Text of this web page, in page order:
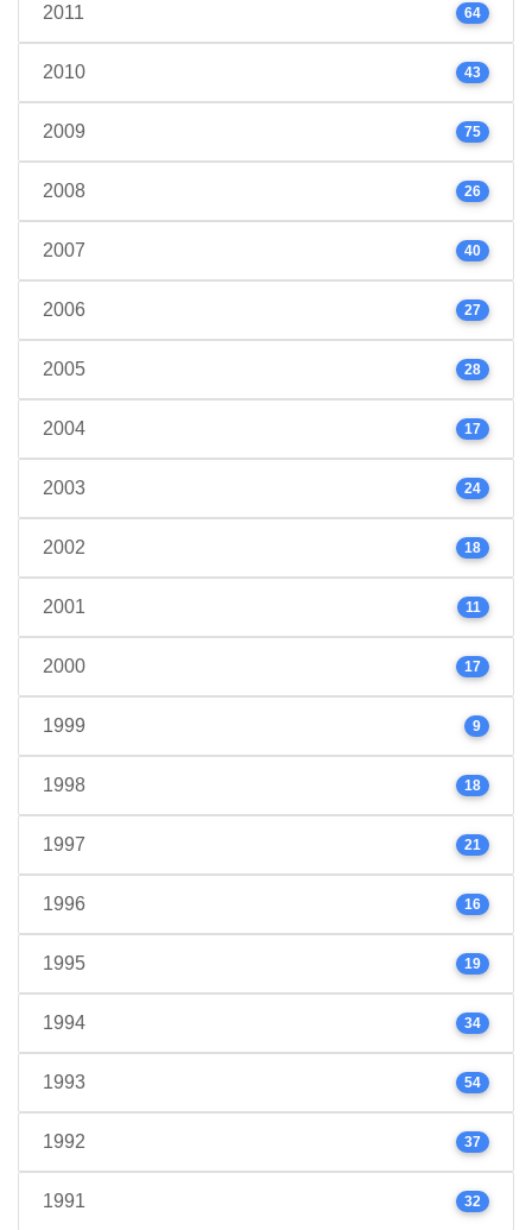
2011 64
2010 43
2009 75
2008 26
2007 40
2006 27
2005 28
2004 17
2003 24
2002 18
2001 11
2000 17
1999 9
1998 18
1997 21
1996 16
1995 19
1994 34
1993 54
1992 37
1991 32